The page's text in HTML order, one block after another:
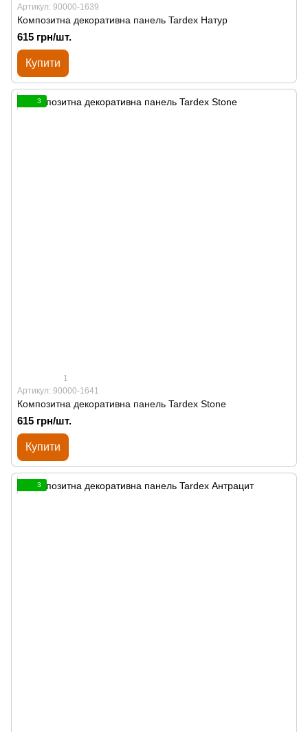
Артикул: 90000-1639
Композитна декоративна панель Tardex Натур
615 грн/шт.
Купити
3
1
Артикул: 90000-1641
Композитна декоративна панель Tardex Stone
615 грн/шт.
Купити
3